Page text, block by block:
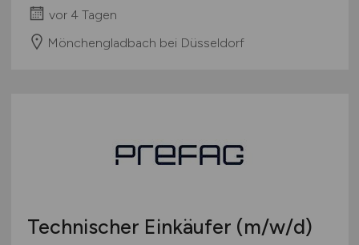
vor 4 Tagen
Mönchengladbach bei Düsseldorf
Technischer Einkäufer (m/w/d)